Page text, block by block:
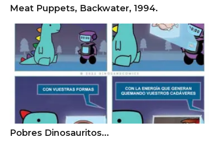
Meat Puppets, Backwater, 1994.
Pobres Dinosauritos...